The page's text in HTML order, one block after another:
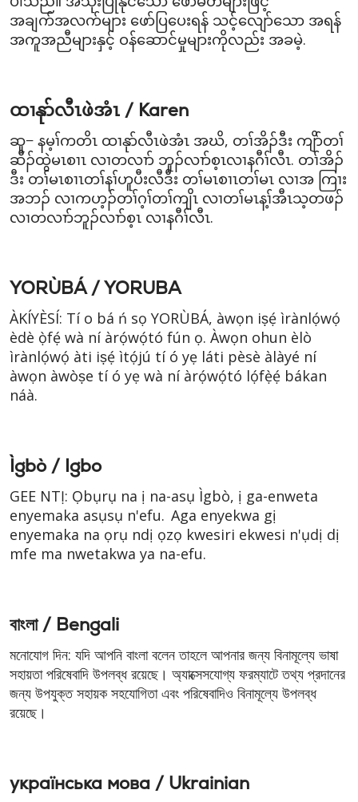
အချက်အလက်များ ဖော်ပြပေးရန် သင့်လျော်သော အရန်
အကူအညီများနှင့် ဝန်ဆောင်မှုများကိုလည်း အခမဲ့.
ထၢနုာ်လီၤဖဲအံၤ / Karen
ဆူ− နမ့ၢ်ကတိၤ ထၢနုာ်လီၤဖဲအံၤ အဃိ, တၢ်အိၣ်ဒီး ကျိာ်တၢ်
ဆီၣ်ထွဲမၤစၢၤ လၢတလၢာ် ဘူၣ်လၢာ်စ့ၤလၢနဂီၢ်လီၤ. တၢ်အိၣ်
ဒီး တၢ်မၤစၢၤတၢ်နၢ်ဟူပီးလီဒီး တၢ်မၤစၢၤတၢ်မၤ လၢအ ကြၢး
အဘၣ် လၢကဟ့ၣ်တၢ်ဂ့ၢ်တၢ်ကျိၤ လၢတၢ်မၤန့ၢ်အီၤသ့တဖၣ်
လၢတလၢာ်ဘူၣ်လၢာ်စ့ၤ လၢနဂီၢ်လီၤ.
YORÙBÁ / YORUBA
ÀKÍYÈSÍ: Tí o bá ń sọ YORÙBÁ, àwọn iṣẹ́ ìrànlọ́wọ́
èdè ọ̀fẹ́ wà ní àrọ́wọ́tó fún ọ. Àwọn ohun èlò
ìrànlọ́wọ́ àti iṣẹ́ ìtọ́jú tí ó yẹ láti pèsè àlàyé ní
àwọn àwòṣe tí ó yẹ wà ní àrọ́wọ́tó lọ́fẹ̀ẹ́ bákan
náà.
Ìgbò / Igbo
GEE NTỊ: Ọbụrụ na ị na-asụ Ìgbò, ị ga-enweta
enyemaka asụsụ n'efu. Aga enyekwa gị
enyemaka na ọrụ ndị ọzọ kwesiri ekwesi n'ụdị dị
mfe ma nwetakwa ya na-efu.
বাংলা / Bengali
মনোযোগ দিন: যদি আপনি বাংলা বলেন তাহলে আপনার জন্য বিনামূল্যে ভাষা
সহায়তা পরিষেবাদি উপলব্ধ রয়েছে। অ্যাক্সেসযোগ্য ফরম্যাটে তথ্য প্রদানের
জন্য উপযুক্ত সহায়ক সহযোগিতা এবং পরিষেবাদিও বিনামূল্যে উপলব্ধ
রয়েছে।
українська мова / Ukrainian